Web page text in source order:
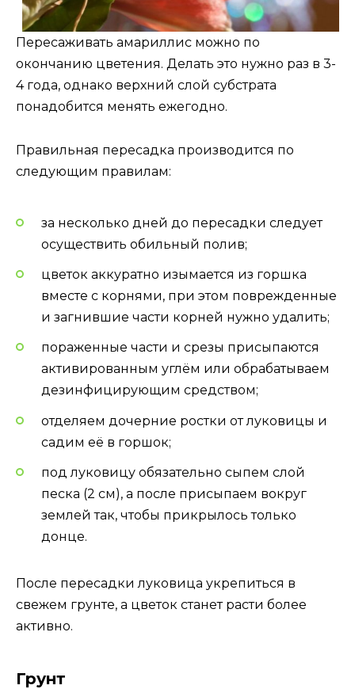
Пересаживать амариллис можно по
окончанию цветения. Делать это нужно раз в 3-
4 года, однако верхний слой субстрата
понадобится менять ежегодно.
Правильная пересадка производится по
следующим правилам:
за несколько дней до пересадки следует
осуществить обильный полив;
цветок аккуратно изымается из горшка
вместе с корнями, при этом поврежденные
и загнившие части корней нужно удалить;
пораженные части и срезы присыпаются
активированным углём или обрабатываем
дезинфицирующим средством;
отделяем дочерние ростки от луковицы и
садим её в горшок;
под луковицу обязательно сыпем слой
песка (2 см), а после присыпаем вокруг
землей так, чтобы прикрылось только
донце.
После пересадки луковица укрепиться в
свежем грунте, а цветок станет расти более
активно.
Грунт